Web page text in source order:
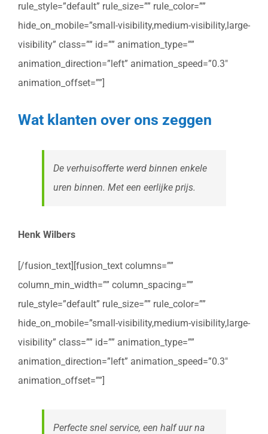
rule_style=”default” rule_size=”” rule_color=””
hide_on_mobile=”small-visibility,medium-visibility,large-
visibility” class=”” id=”” animation_type=””
animation_direction=”left” animation_speed=”0.3″
animation_offset=””]
Wat klanten over ons zeggen
De verhuisofferte werd binnen enkele
uren binnen. Met een eerlijke prijs.
Henk Wilbers
[/fusion_text][fusion_text columns=””
column_min_width=”” column_spacing=””
rule_style=”default” rule_size=”” rule_color=””
hide_on_mobile=”small-visibility,medium-visibility,large-
visibility” class=”” id=”” animation_type=””
animation_direction=”left” animation_speed=”0.3″
animation_offset=””]
Perfecte snel service, een half uur na